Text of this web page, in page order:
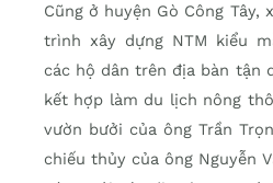
Cũng ở huyện Gò Công Tây,
trình xây dựng NTM kiểu
các hộ dân trên địa bàn tận
kết hợp làm du lịch nông
vườn bưởi của ông Trần
chiếu thủy của ông Nguyễn